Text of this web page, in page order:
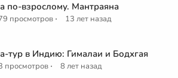
по-взрослому. Мантраяна
просмотров · 13 лет назад
тур в Индию: Гималаи и Бодхгая
просмотров · 8 лет назад